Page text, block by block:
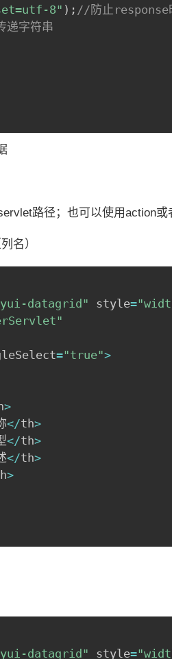
8" ) ; //防止response
递字符串
路径；也可以使用action或
名）
datagrid" style=
="true">
>
</th>
</th>
</th>
>
datagrid" style=